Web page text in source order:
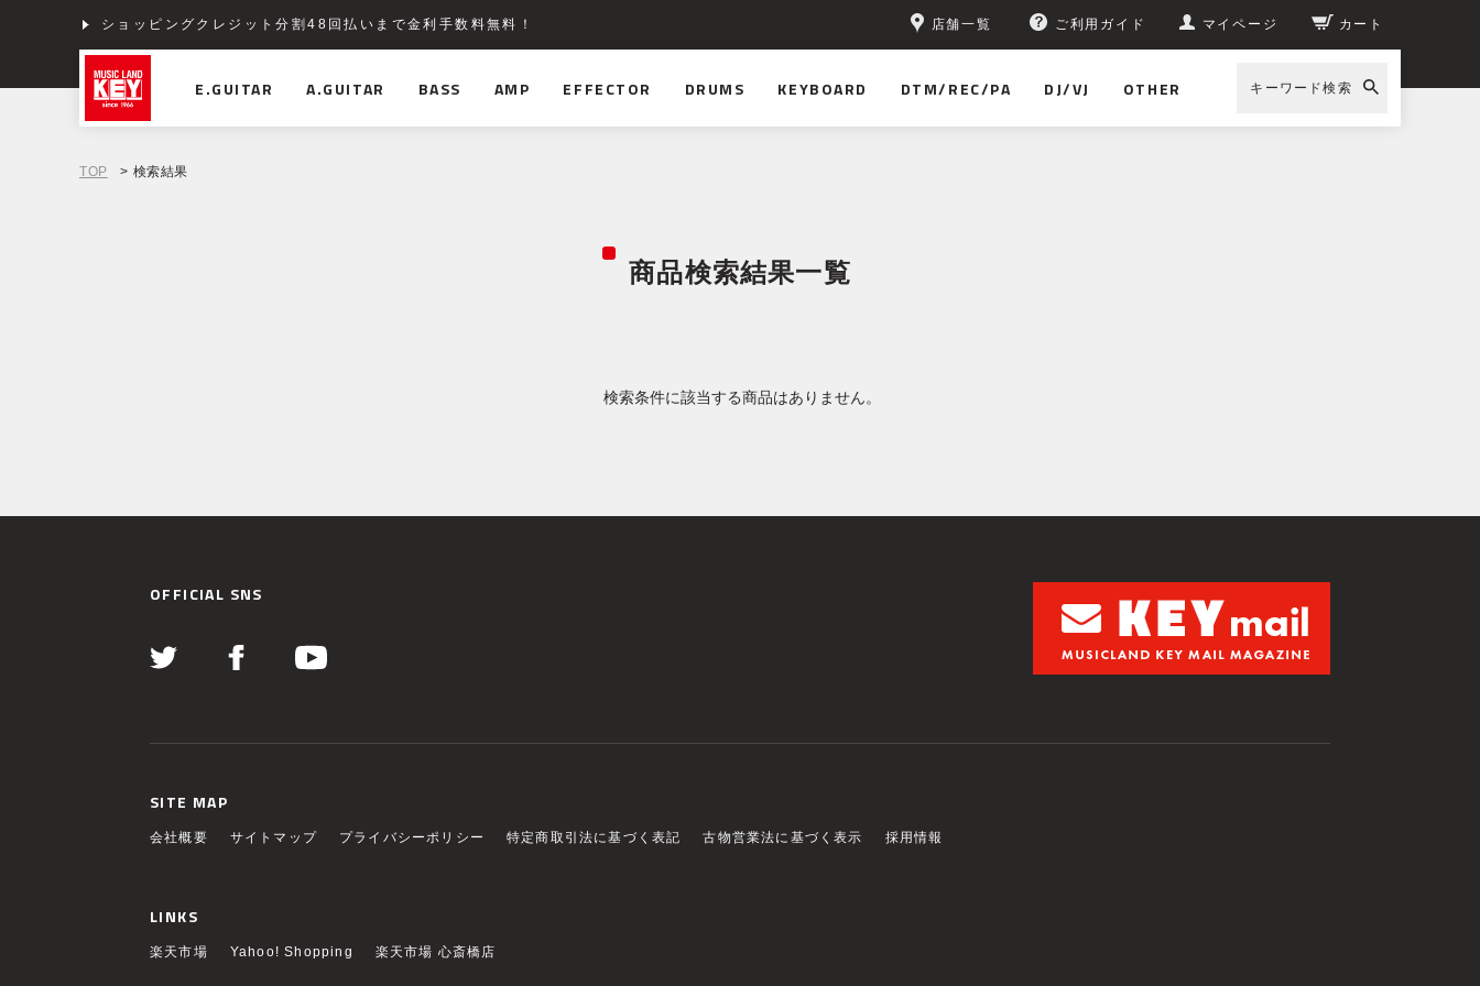
ショッピングクレジット分割48回払いまで金利手数料無料！ 店舗一覧 ご利用ガイド マイページ カート
E.GUITAR A.GUITAR BASS AMP EFFECTOR DRUMS KEYBOARD DTM/REC/PA DJ/VJ OTHER キーワード検索
TOP > 検索結果
商品検索結果一覧
検索条件に該当する商品はありません。
OFFICIAL SNS
SITE MAP
会社概要 サイトマップ プライバシーポリシー 特定商取引法に基づく表記 古物営業法に基づく表示 採用情報
LINKS
楽天市場 Yahoo! Shopping 楽天市場 心斎橋店